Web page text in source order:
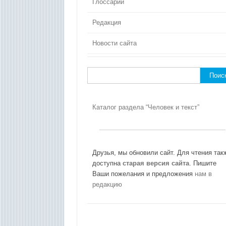
Глоссарий
Редакция
Новости сайта
Каталог раздела “Человек и текст”
Друзья, мы обновили сайт. Для чтения
доступна старая версия сайта. Пишите
Ваши пожелания и предложения нам в
редакцию